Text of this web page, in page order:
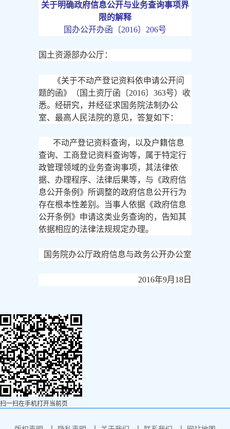
关于明确政府信息公开与业务查询事项界
限的解释
国办公开办函〔2016〕206号
国土资源部办公厅：
《关于不动产登记资料依申请公开问
题的函》（国土资厅函〔2016〕363号）收
悉。经研究，并经征求国务院法制办公
室、最高人民法院的意见，答复如下：
不动产登记资料查询，以及户籍信息
查询、工商登记资料查询等，属于特定行
政管理领域的业务查询事项，其法律依
据、办理程序、法律后果等，与《政府信
息公开条例》所调整的政府信息公开行为
存在根本性差别。当事人依据《政府信息
公开条例》申请这类业务查询的，告知其
依据相应的法律法规规定办理。
国务院办公厅政府信息与政务公开办公室
2016年9月18日
扫一扫在手机打开当前页